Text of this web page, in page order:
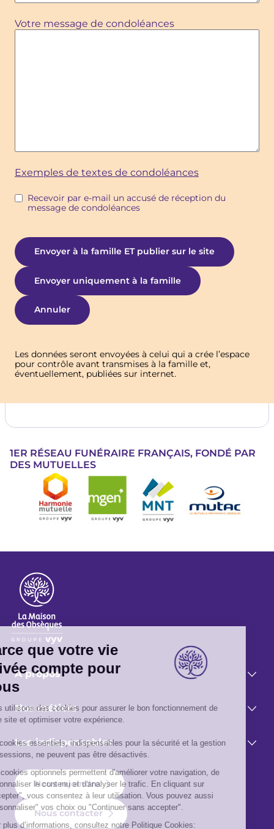
Votre message de condoléances
Exemples de textes de condoléances
Recevoir par e-mail un accusé de réception du
message de condoléances
Les données seront envoyées à celui qui a crée l’espace
pour contrôle avant transmises à la famille et,
éventuellement, publiées sur internet.
1ER RÉSEAU FUNÉRAIRE FRANÇAIS, FONDÉ PAR
DES MUTUELLES
Image
A propos
Nos métiers
Les indispensables
Nous rejoindre
Nous contacter